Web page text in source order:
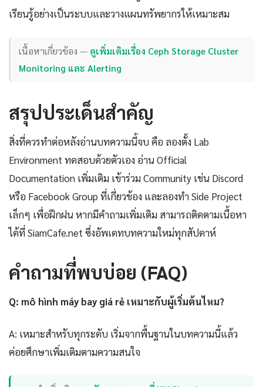
เรียนรู้อย่างเป็นระบบและวางแผนทรัพยากรให้เหมาะสม
เนื้อหาเกี่ยวข้อง — ดูเพิ่มเติมเรื่อง Ceph Storage Cluster
Monitoring และ Alerting
สรุปประเด็นสำคัญ
สิ่งที่ควรทำต่อหลังอ่านบทความนี้จบ คือ ลองตั้ง Lab
Environment ทดสอบด้วยตัวเอง อ่าน Official
Documentation เพิ่มเติม เข้าร่วม Community เช่น Discord
หรือ Facebook Group ที่เกี่ยวข้อง และลองทำ Side Project
เล็กๆ เพื่อฝึกฝน หากมีคำถามเพิ่มเติม สามารถติดตามเนื้อหา
ได้ที่ SiamCafe.net ซึ่งอัพเดทบทความใหม่ทุกสัปดาห์
คำถามที่พบบ่อย (FAQ)
Q: mô hình máy bay giá rẻ เหมาะกับผู้เริ่มต้นไหม?
A: เหมาะสำหรับทุกระดับ เริ่มจากพื้นฐานในบทความนี้แล้ว
ค่อยศึกษาเพิ่มเติมตามความสนใจ